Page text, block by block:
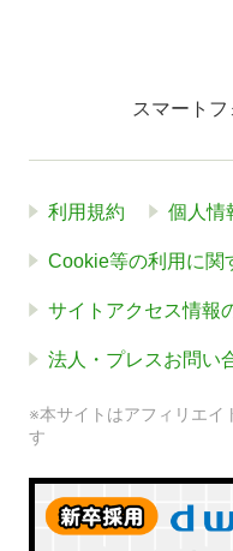
スマートフ
利用規約 個人情
Cookie等の利用に関
サイトアクセス情報
法人・プレスお問い
※本サイトはアフィリエイ
す